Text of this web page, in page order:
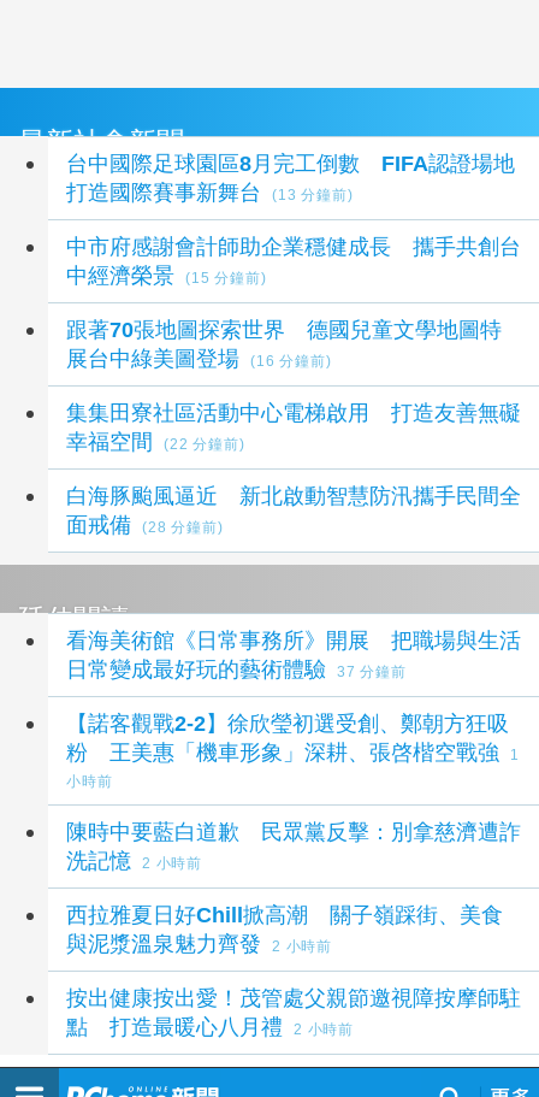
最新社會新聞
台中國際足球園區8月完工倒數 FIFA認證場地
打造國際賽事新舞台
(13 分鐘前)
中市府感謝會計師助企業穩健成長 攜手共創台
中經濟榮景
(15 分鐘前)
跟著70張地圖探索世界 德國兒童文學地圖特
展台中綠美圖登場
(16 分鐘前)
集集田寮社區活動中心電梯啟用 打造友善無礙
幸福空間
(22 分鐘前)
白海豚颱風逼近 新北啟動智慧防汛攜手民間全
面戒備
(28 分鐘前)
延伸閱讀
看海美術館《日常事務所》開展 把職場與生活
日常變成最好玩的藝術體驗
37 分鐘前
【諾客觀戰2-2】徐欣瑩初選受創、鄭朝方狂吸
粉 王美惠「機車形象」深耕、張啓楷空戰強
1
小時前
陳時中要藍白道歉 民眾黨反擊：別拿慈濟遭詐
洗記憶
2 小時前
西拉雅夏日好Chill掀高潮 關子嶺踩街、美食
與泥漿溫泉魅力齊發
2 小時前
按出健康按出愛！茂管處父親節邀視障按摩師駐
點 打造最暖心八月禮
2 小時前